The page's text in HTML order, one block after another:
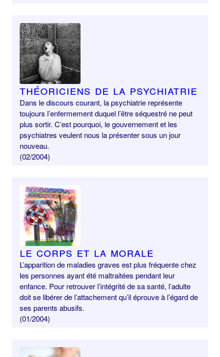
Théoriciens de la psychiatrie
Dans le discours courant, la psychiatrie représente
toujours l’enfermement duquel l’être séquestré ne peut
plus sortir. C’est pourquoi, le gouvernement et les
psychiatres veulent nous la présenter sous un jour
nouveau.
(02/2004)
Le corps et la morale
L’apparition de maladies graves est plus fréquente chez
les personnes ayant été maltraitées pendant leur
enfance. Pour retrouver l’intégrité de sa santé, l’adulte
doit se libérer de l’attachement qu’il éprouve à l’égard de
ses parents abusifs.
(01/2004)